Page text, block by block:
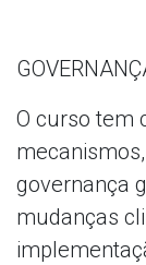
O curso tem
governança
mudanças